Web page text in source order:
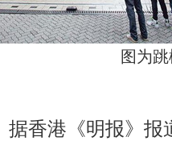
图为
港《明报》报